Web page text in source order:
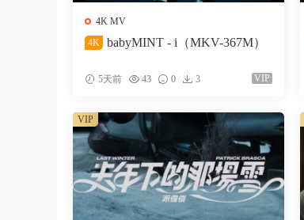
4K MV
4K
babyMINT - i（MKV-367M）
5天前 43 0 3 VIP
VIP